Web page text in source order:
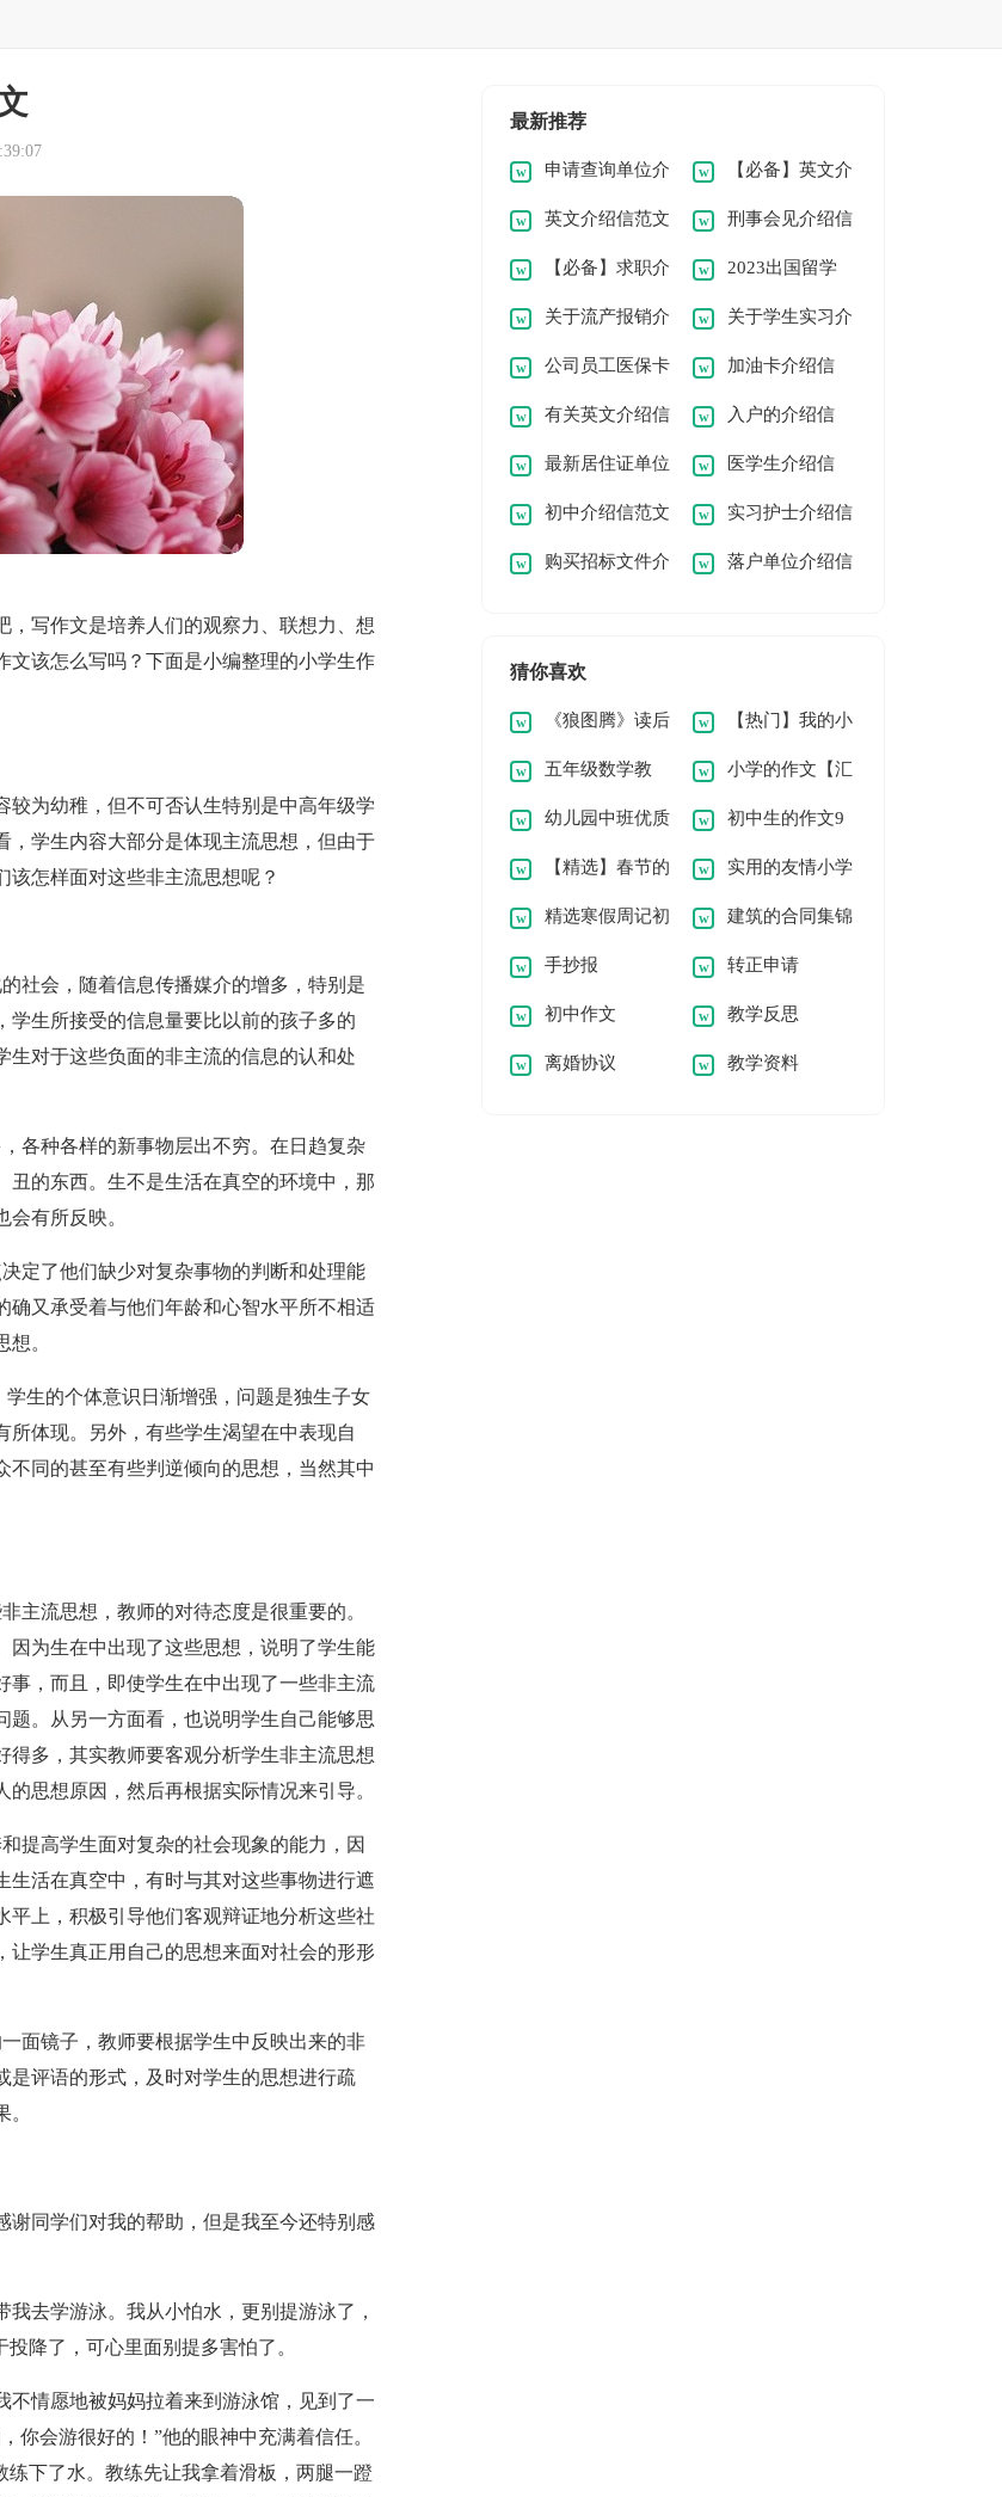
写作文是培养人们的观察力、联想力、想
该怎么写吗？下面是小编整理的小学生作
为幼稚，但不可否认生特别是中高年级学
学生内容大部分是体现主流思想，但由于
怎样面对这些非主流思想呢？
社会，随着信息传播媒介的增多，特别是
学生所接受的信息量要比以前的孩子多的
生对于这些负面的非主流的信息的认和处
各种各样的新事物层出不穷。在日趋复杂
的东西。生不是生活在真空的环境中，那
有所反映。
定了他们缺少对复杂事物的判断和处理能
确又承受着与他们年龄和心智水平所不相适
。
生的个体意识日渐增强，问题是独生子女
体现。另外，有些学生渴望在中表现自
同的甚至有些判逆倾向的思想，当然其中
主流思想，教师的对待态度是很重要的。
为生在中出现了这些思想，说明了学生能
，而且，即使学生在中出现了一些非主流
。从另一方面看，也说明学生自己能够思
多，其实教师要客观分析学生非主流思想
思想原因，然后再根据实际情况来引导。
提高学生面对复杂的社会现象的能力，因
活在真空中，有时与其对这些事物进行遮
上，积极引导他们客观辩证地分析这些社
学生真正用自己的思想来面对社会的形形
面镜子，教师要根据学生中反映出来的非
是评语的形式，及时对学生的思想进行疏
同学们对我的帮助，但是我至今还特别感
去学游泳。我从小怕水，更别提游泳了，
降了，可心里面别提多害怕了。
情愿地被妈妈拉着来到游泳馆，见到了一
你会游很好的！”他的眼神中充满着信任。
下了水。教练先让我拿着滑板，两腿一蹬
最新推荐
申请查询单位介
绍信范文6篇
【必备】英文介
绍信4篇
英文介绍信范文
锦集六篇
刑事会见介绍信
4篇
【必备】求职介
绍信3篇
2023出国留学
介绍信通用
关于流产报销介
绍信4篇
关于学生实习介
绍信汇编九篇
公司员工医保卡
介绍信
加油卡介绍信
有关英文介绍信
范文合集十篇
入户的介绍信
最新居住证单位
介绍信
医学生介绍信
初中介绍信范文 实习护士介绍信
购买招标文件介 落户单位介绍信
猜你喜欢
《狼图腾》读后
感[精]
【热门】我的小
学作文合集八篇
五年级数学教
案：《小数加减法》
教学2
小学的作文【汇
总6篇】
幼儿园中班优质
数学教案《坐火车》
初中生的作文9
篇【合集】
【精选】春节的
小学作文汇总7篇
实用的友情小学
作文十篇
精选寒假周记初
一6篇
建筑的合同集锦
15篇
手抄报 转正申请
初中作文 教学反思
离婚协议 教学资料